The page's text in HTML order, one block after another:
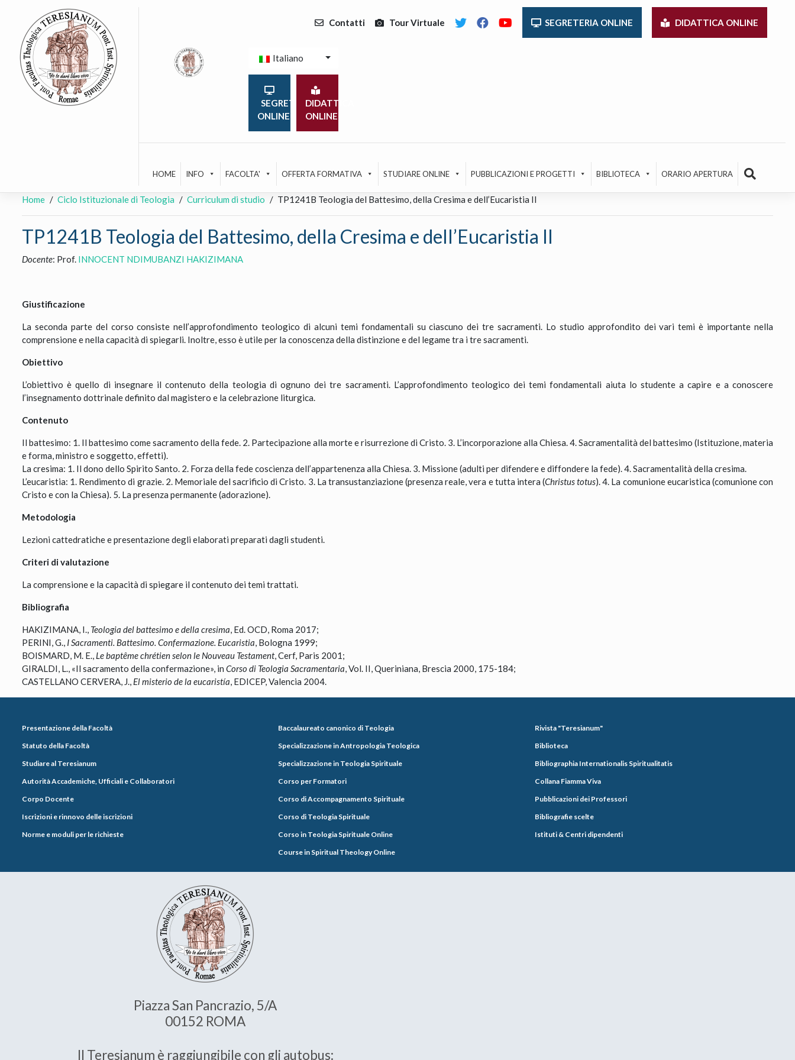
content
Contatti Tour Virtuale SEGRETERIA ONLINE DIDATTICA ONLINE
Italiano
SEGRETERIA
ONLINE
DIDATTICA
ONLINE
HOME INFO FACOLTA' OFFERTA FORMATIVA STUDIARE ONLINE PUBBLICAZIONI E PROGETTI BIBLIOTECA ORARIO APERTURA
Home Ciclo Istituzionale di Teologia Curriculum di studio TP1241B Teologia del Battesimo, della Cresima e dell’Eucaristia II
TP1241B Teologia del Battesimo, della Cresima e dell’Eucaristia II
Docente: Prof. INNOCENT NDIMUBANZI HAKIZIMANA
Giustificazione
La seconda parte del corso consiste nell’approfondimento teologico di alcuni temi fondamentali su ciascuno dei tre sacramenti. Lo studio approfondito dei vari temi è importante nella
comprensione e nella capacità di spiegarli. Inoltre, esso è utile per la conoscenza della distinzione e del legame tra i tre sacramenti.
Obiettivo
L’obiettivo è quello di insegnare il contenuto della teologia di ognuno dei tre sacramenti. L’approfondimento teologico dei temi fondamentali aiuta lo studente a capire e a conoscere
l’insegnamento dottrinale definito dal magistero e la celebrazione liturgica.
Contenuto
Il battesimo: 1. Il battesimo come sacramento della fede. 2. Partecipazione alla morte e risurrezione di Cristo. 3. L’incorporazione alla Chiesa. 4. Sacramentalità del battesimo (Istituzione, materia
e forma, ministro e soggetto, effetti).
La cresima: 1. Il dono dello Spirito Santo. 2. Forza della fede coscienza dell’appartenenza alla Chiesa. 3. Missione (adulti per difendere e diffondere la fede). 4. Sacramentalità della cresima.
L’eucaristia: 1. Rendimento di grazie. 2. Memoriale del sacrificio di Cristo. 3. La transustanziazione (presenza reale, vera e tutta intera (Christus totus). 4. La comunione eucaristica (comunione con
Cristo e con la Chiesa). 5. La presenza permanente (adorazione).
Metodologia
Lezioni cattedratiche e presentazione degli elaborati preparati dagli studenti.
Criteri di valutazione
La comprensione e la capacità di spiegare il contenuto dei temi trattati.
Bibliografia
HAKIZIMANA, I., Teologia del battesimo e della cresima , Ed. OCD, Roma 2017;
PERINI, G., I Sacramenti. Battesimo. Confermazione. Eucaristia , Bologna 1999;
BOISMARD, M. E., Le baptême chrétien selon le Nouveau Testament, Cerf, Paris 2001;
GIRALDI, L., «Il sacramento della confermazione», in Corso di Teologia Sacramentaria , Vol. II, Queriniana, Brescia 2000, 175-184;
CASTELLANO CERVERA, J., El misterio de la eucaristía , EDICEP, Valencia 2004.
Presentazione della Facoltà
Statuto della Facoltà
Studiare al Teresianum
Autorità Accademiche, Ufficiali e Collaboratori
Corpo Docente
Iscrizioni e rinnovo delle iscrizioni
Norme e moduli per le richieste
Baccalaureato canonico di Teologia
Specializzazione in Antropologia Teologica
Specializzazione in Teologia Spirituale
Corso per Formatori
Corso di Accompagnamento Spirituale
Corso di Teologia Spirituale
Corso in Teologia Spirituale Online
Course in Spiritual Theology Online
Rivista "Teresianum"
Biblioteca
Bibliographia Internationalis Spiritualitatis
Collana Fiamma Viva
Pubblicazioni dei Professori
Bibliografie scelte
Istituti & Centri dipendenti
Piazza San Pancrazio, 5/A
00152 ROMA
Il Teresianum è raggiungibile con gli autobus: